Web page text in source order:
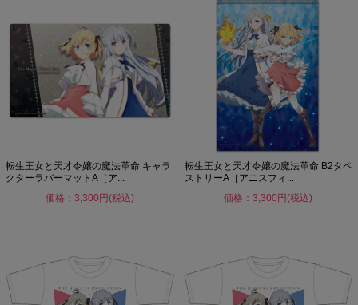
転生王女と天才令嬢の魔法革命 キャラ
クターラバーマットA［ア...
価格：3,300円(税込)
転生王女と天才令嬢の魔法革命 B2タペ
ストリーA［アニスフィ...
価格：3,300円(税込)